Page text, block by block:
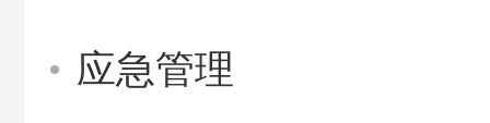
应急管理